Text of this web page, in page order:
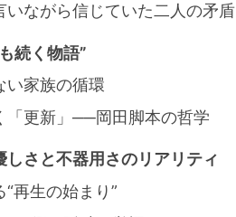
いながら信じていた二人の矛盾
続く物語”
い家族の循環
「更新」──岡田脚本の哲学
さと不器用さのリアリティ
再生の始まり”